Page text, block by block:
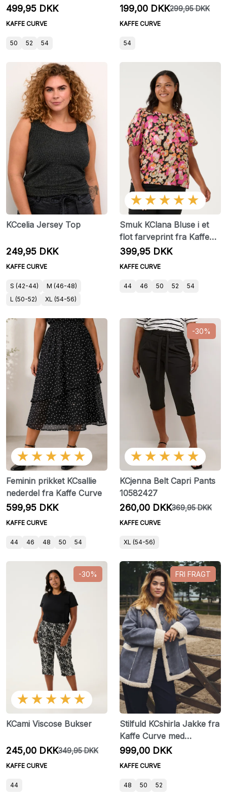
499,95 DKK
KAFFE CURVE
50 52 54
199,00 DKK299,95 DKK
KAFFE CURVE
54
KCcelia Jersey Top
249,95 DKK
KAFFE CURVE
S (42-44)
M (46-48)
L (50-52)
XL (54-56)
★★★★★
Smuk KClana Bluse i et
flot farveprint fra Kaffe
Curve
399,95 DKK
KAFFE CURVE
44 46 50 52 54
★★★★★
Feminin prikket KCsallie
nederdel fra Kaffe Curve
599,95 DKK
KAFFE CURVE
44 46 48 50 54
-30%
★★★★★
KCjenna Belt Capri Pants
10582427
260,00 DKK369,95 DKK
KAFFE CURVE
XL (54-56)
-30%
★★★★★
KCami Viscose Bukser
245,00 DKK349,95 DKK
KAFFE CURVE
44
FRI FRAGT
Stilfuld KCshirla Jakke fra
Kaffe Curve med
knaplukning
999,00 DKK
KAFFE CURVE
48 50 52